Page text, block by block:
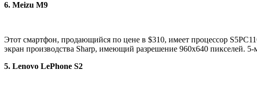
6. Meizu M9
Этот смартфон, продающийся по цене в $310, имеет процессор
экран производства Sharp, имеющий разрешение 960х640 пикселей.
5. Lenovo LePhone S2